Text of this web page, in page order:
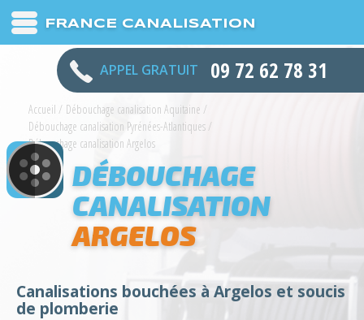
FRANCE CANALISATION
APPEL GRATUIT 09 72 62 78 31
Accueil / Débouchage canalisation Aquitaine /
Débouchage canalisation Pyrénées-Atlantiques/
Débouchage canalisation Argelos
DÉBOUCHAGE
CANALISATION
ARGELOS
Canalisations bouchées à Argelos et soucis
de plomberie